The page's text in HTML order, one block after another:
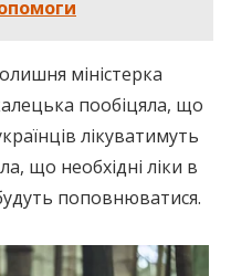
міністерка
пообіцяла, що
лікуватимуть
що необхідні ліки в
будуть поповнюватися.